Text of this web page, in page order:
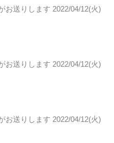
お送りします 2022/04/12(火)
お送りします 2022/04/12(火)
お送りします 2022/04/12(火)